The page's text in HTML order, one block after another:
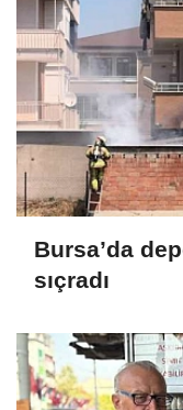
Bursa’da
sıçradı